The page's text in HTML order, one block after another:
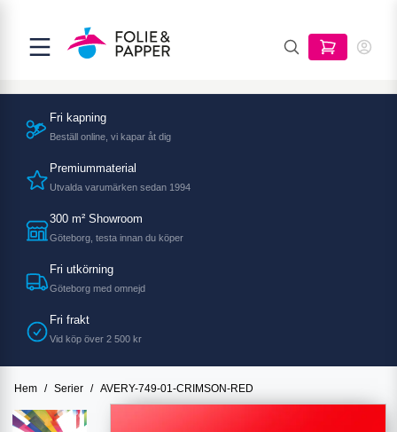
Fri kapning
Beställ online, vi kapar åt dig
Premiummaterial
Utvalda varumärken sedan 1994
300 m² Showroom
Göteborg, testa innan du köper
Fri utkörning
Göteborg med omnejd
Fri frakt
Vid köp över 2 500 kr
Hem / Serier / AVERY-749-01-CRIMSON-RED